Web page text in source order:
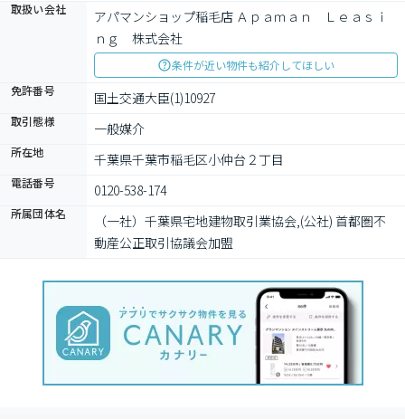
取扱い会社
アパマンショップ稲毛店 Ａｐａｍａｎ　Ｌｅａｓｉ
ｎｇ　株式会社
条件が近い物件も紹介してほしい
免許番号
国土交通大臣(1)10927
取引態様 一般媒介
所在地 千葉県千葉市稲毛区小仲台２丁目
電話番号 0120-538-174
所属団体名
（一社）千葉県宅地建物取引業協会,(公社) 首都圏不
動産公正取引協議会加盟